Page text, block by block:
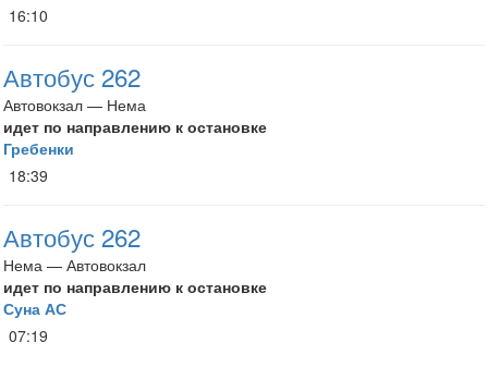
16:10
Автобус 262
Автовокзал — Нема
идет по направлению к остановке
Гребенки
18:39
Автобус 262
Нема — Автовокзал
идет по направлению к остановке
Суна АС
07:19